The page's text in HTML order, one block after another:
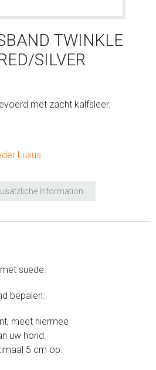
TWINKLE
SILVER
met zacht kalfsleer.
Luxus
Information
suede.
bepalen:
meet hiermee
uw hond.
5 cm op.